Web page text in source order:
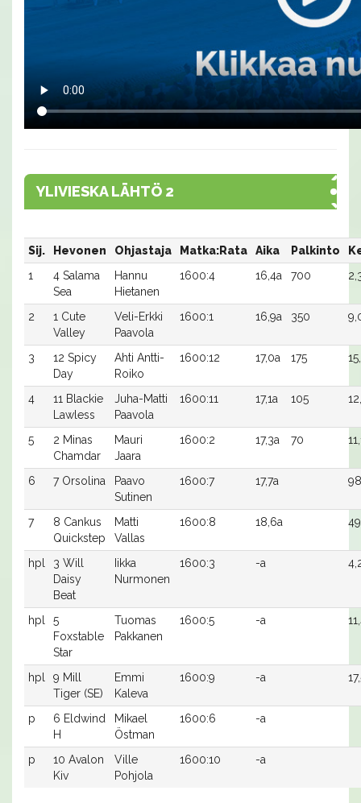
YLIVIESKA LÄHTÖ 2
Sij. Hevonen Ohjastaja Matka:Rata Aika Palkinto
1
4 Salama
Sea
Hannu
Hietanen
1600:4 16,4a 700
2
1 Cute
Valley
Veli-Erkki
Paavola
1600:1 16,9a 350
3
12 Spicy
Day
Ahti Antti-
Roiko
1600:12 17,0a 175
4
11 Blackie
Lawless
Juha-Matti
Paavola
1600:11 17,1a 105
5
2 Minas
Chamdar
Mauri
Jaara
1600:2 17,3a 70
6 7 Orsolina
Paavo
Sutinen
1600:7 17,7a
7
8 Cankus
Quickstep
Matti
Vallas
1600:8 18,6a
hpl
3 Will
Daisy
Beat
Iikka
Nurmonen
1600:3 -a
hpl
5
Foxstable
Star
Tuomas
Pakkanen
1600:5 -a
hpl
9 Mill
Tiger (SE)
Emmi
Kaleva
1600:9 -a
p
6 Eldwind
H
Mikael
Östman
1600:6 -a
p
10 Avalon
Kiv
Ville
Pohjola
1600:10 -a